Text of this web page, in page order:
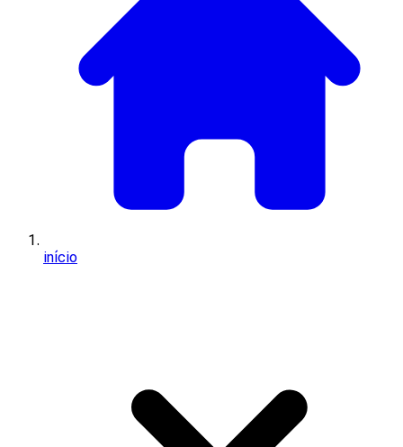
início